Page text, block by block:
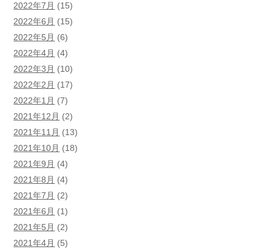
2022年7月 (15)
2022年6月 (15)
2022年5月 (6)
2022年4月 (4)
2022年3月 (10)
2022年2月 (17)
2022年1月 (7)
2021年12月 (2)
2021年11月 (13)
2021年10月 (18)
2021年9月 (4)
2021年8月 (4)
2021年7月 (2)
2021年6月 (1)
2021年5月 (2)
2021年4月 (5)